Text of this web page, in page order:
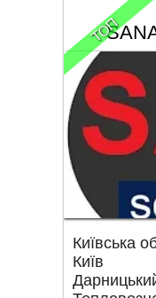
Київська
Київ
ТОП